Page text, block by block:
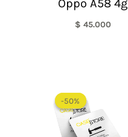
Oppo A58 4g
$ 45.000
-50%
-50%
era:
$ 60.000.